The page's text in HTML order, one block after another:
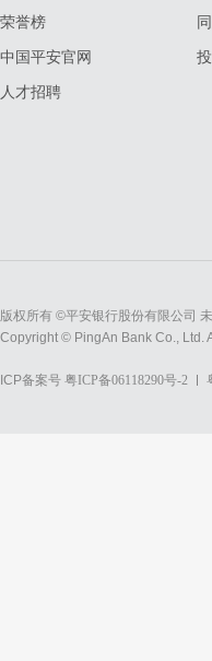
荣誉榜
中国平安官网
人才招聘
版权所有 ©平安银行股份有限公司
Copyright © PingAn Bank Co., Ltd.
ICP备案号 粤ICP备06118290号-2